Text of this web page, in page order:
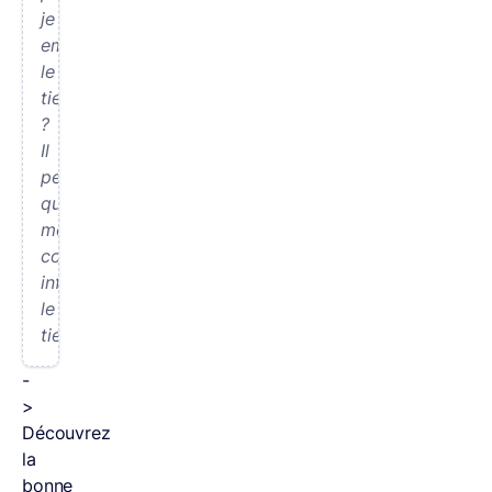
je
emprunter
le
tien
?
Il
pense
que
mon
comportement
influence
le
tien.
-
>
Découvrez
la
bonne